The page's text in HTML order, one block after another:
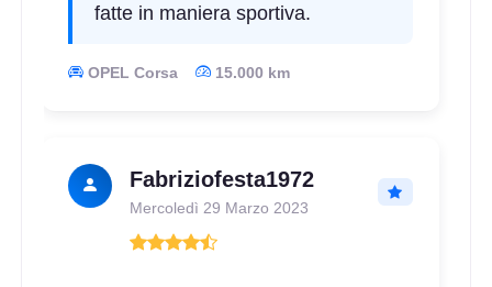
fatte in maniera sportiva.
OPEL Corsa 15.000 km
Fabriziofesta1972
Mercoledì 29 Marzo 2023